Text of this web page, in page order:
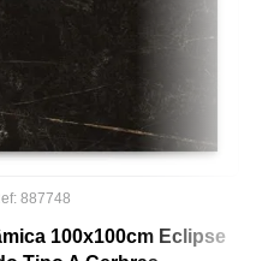
887748
100x100cm Eclipse